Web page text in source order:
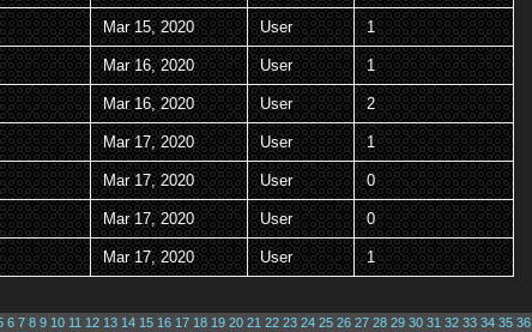
Mar 15, 2020 User 1
Mar 16, 2020 User 1
Mar 16, 2020 User 2
Mar 17, 2020 User 1
Mar 17, 2020 User 0
Mar 17, 2020 User 0
Mar 17, 2020 User 1
6 7 8 9 10 11 12 13 14 15 16 17 18 19 20 21 22 23 24 25 26 27 28 29 30 31 32 33 34 35 36